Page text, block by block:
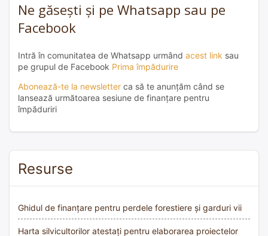
Ne găsești și pe Whatsapp sau pe
Facebook
Intră în comunitatea de Whatsapp urmând acest link sau
pe grupul de Facebook Prima împădurire
Abonează-te la newsletter ca să te anunțăm când se
lansează următoarea sesiune de finanțare pentru
împăduriri
Resurse
Ghidul de finanțare pentru perdele forestiere și garduri vii
Harta silvicultorilor atestați pentru elaborarea proiectelor